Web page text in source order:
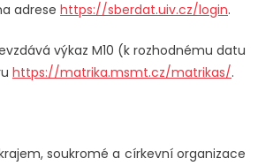
adrese https://sberdat.uiv.cz/login.
výkaz M10 (k rozhodnému datu
https://matrika.msmt.cz/matrikas/.
soukromé a církevní organizace